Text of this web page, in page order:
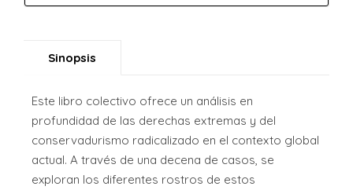
Sinopsis
Este libro colectivo ofrece un análisis en
profundidad de las derechas extremas y del
conservadurismo radicalizado en el contexto global
actual. A través de una decena de casos, se
exploran los diferentes rostros de estos